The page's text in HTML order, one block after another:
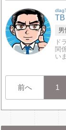
TB
男
ド
関
い
前へ 1